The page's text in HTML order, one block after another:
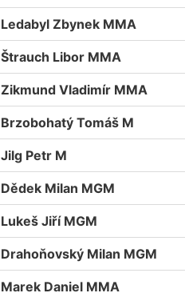
Ledabyl Zbynek MMA
Štrauch Libor MMA
Zikmund Vladimír MMA
Brzobohatý Tomáš M
Jilg Petr M
Dědek Milan MGM
Lukeš Jiří MGM
Drahoňovský Milan MGM
Marek Daniel MMA